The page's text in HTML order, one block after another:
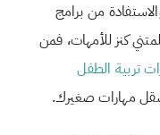
من برامج
كنز للأمهات، فمن
تربية الطفل
مهارات صغيرك.